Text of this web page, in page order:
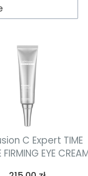
C Expert TIME
FIRMING EYE